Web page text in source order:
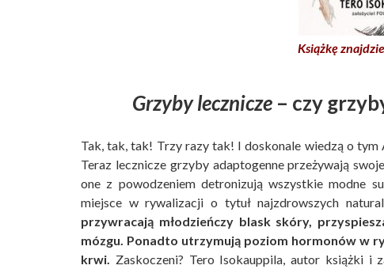
Książkę
Grzyby lecznicze – czy
Tak, tak, tak! Trzy razy tak! I doskonale wiedzą o
Teraz lecznicze grzyby adaptogenne przeżywają
one z powodzeniem detronizują wszystkie modne
miejsce w rywalizacji o tytuł najzdrowszych
przywracają młodzieńczy blask skóry,
mózgu. Ponadto utrzymują poziom hormonów w
krwi.
Zaskoczeni? Tero Isokauppila, autor książki i